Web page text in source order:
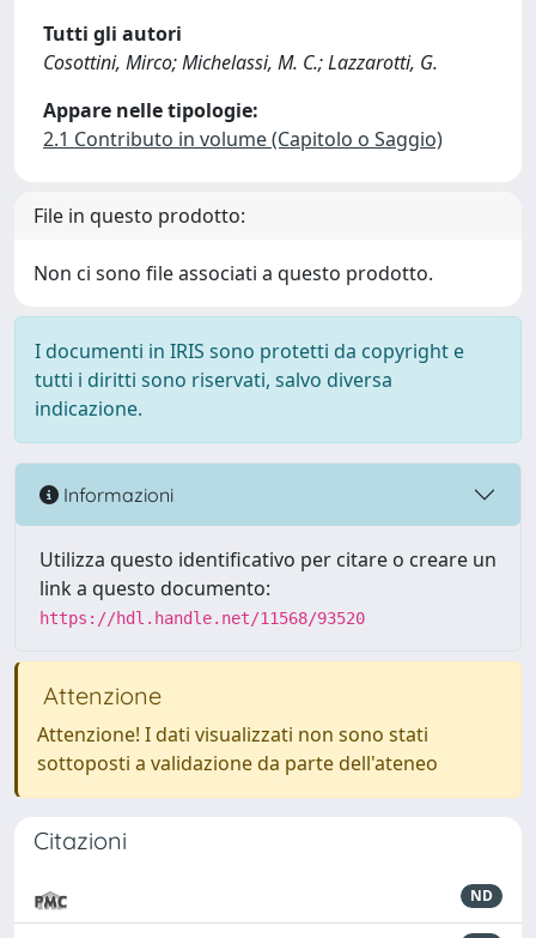
Tutti gli autori
Cosottini, Mirco; Michelassi, M. C.; Lazzarotti, G.
Appare nelle tipologie:
2.1 Contributo in volume (Capitolo o Saggio)
File in questo prodotto:
Non ci sono file associati a questo prodotto.
I documenti in IRIS sono protetti da copyright e
tutti i diritti sono riservati, salvo diversa
indicazione.
Informazioni
Utilizza questo identificativo per citare o creare un
link a questo documento:
https://hdl.handle.net/11568/93520
Attenzione
Attenzione! I dati visualizzati non sono stati
sottoposti a validazione da parte dell'ateneo
Citazioni
ND